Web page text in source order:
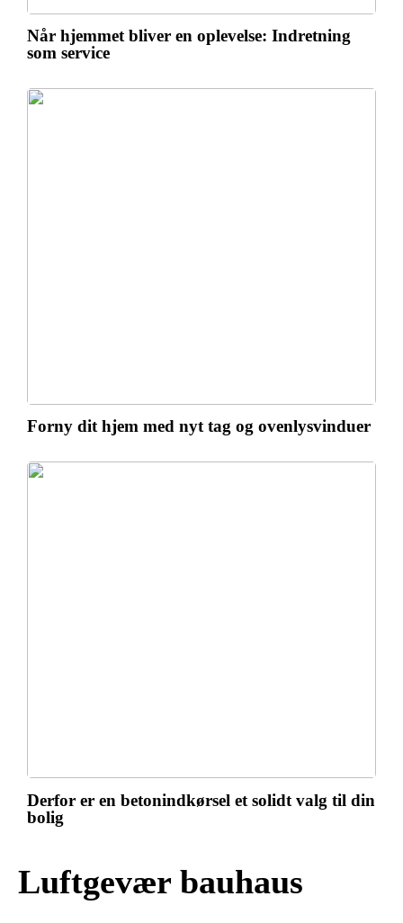
Når hjemmet bliver en oplevelse: Indretning
som service
Forny dit hjem med nyt tag og ovenlysvinduer
Derfor er en betonindkørsel et solidt valg til din
bolig
Luftgevær bauhaus